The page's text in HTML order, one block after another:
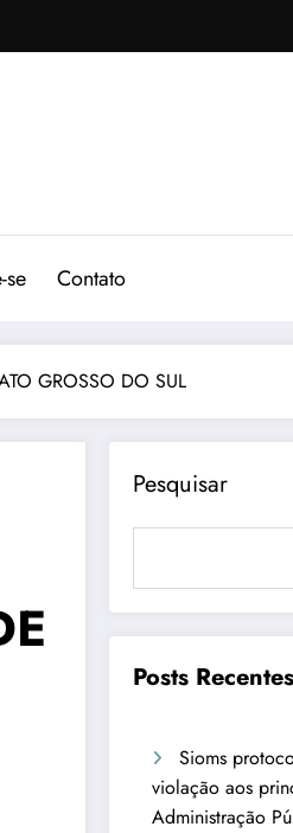
se Contato
GROSSO DO SUL
Pesquisar
Posts Recentes
Sioms
violação aos
Administração